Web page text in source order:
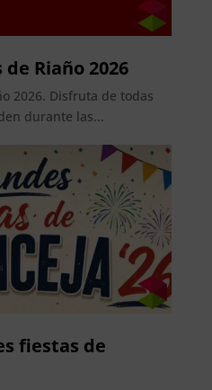
Riaño 2026
2026. Disfruta de todas
durante las...
fiestas de